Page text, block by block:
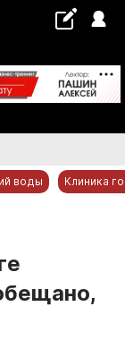
воды Клиника